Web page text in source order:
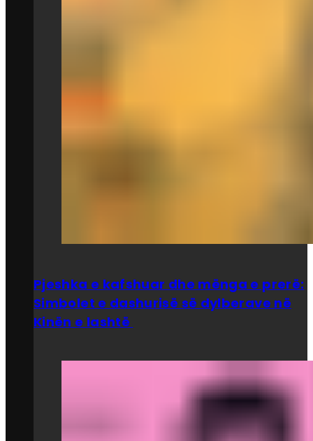
Pjeshka e kafshuar dhe mënga e prerë:
Simbolet e dashurisë së dylberave në
Kinën e lashtë